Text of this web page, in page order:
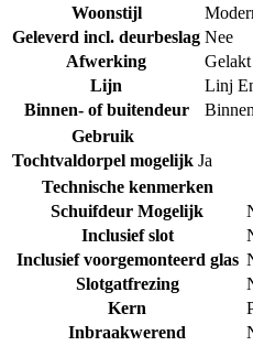
Woonstijl
Geleverd incl. deurbeslag Nee
Afwerking
Gelakt
Lijn
Linj
Binnen- of buitendeur
Gebruik
Tochtvaldorpel mogelijk Ja
Technische kenmerken
Schuifdeur Mogelijk
Inclusief slot
Inclusief voorgemonteerd glas
Slotgatfrezing
Kern
Inbraakwerend